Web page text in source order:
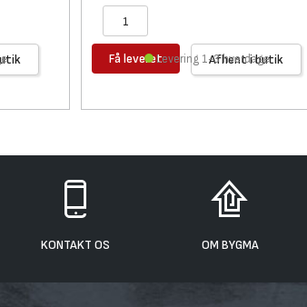
Få leveret Afhent i butik
Levering 1-3 hverdage
KONTAKT OS OM BYGMA